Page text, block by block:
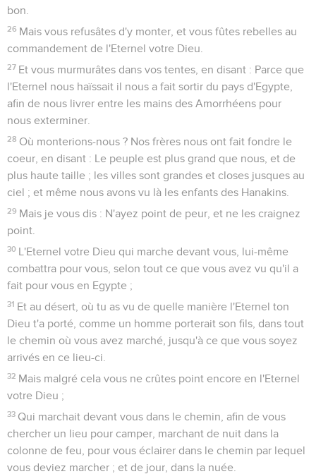
bon.
26 Mais vous refusâtes d'y monter, et vous fûtes rebelles au
commandement de l'Eternel votre Dieu.
27 Et vous murmurâtes dans vos tentes, en disant : Parce que
l'Eternel nous haïssait il nous a fait sortir du pays d'Egypte,
afin de nous livrer entre les mains des Amorrhéens pour
nous exterminer.
28 Où monterions-nous ? Nos frères nous ont fait fondre le
coeur, en disant : Le peuple est plus grand que nous, et de
plus haute taille ; les villes sont grandes et closes jusques au
ciel ; et même nous avons vu là les enfants des Hanakins.
29 Mais je vous dis : N'ayez point de peur, et ne les craignez
point.
30 L'Eternel votre Dieu qui marche devant vous, lui-même
combattra pour vous, selon tout ce que vous avez vu qu'il a
fait pour vous en Egypte ;
31 Et au désert, où tu as vu de quelle manière l'Eternel ton
Dieu t'a porté, comme un homme porterait son fils, dans tout
le chemin où vous avez marché, jusqu'à ce que vous soyez
arrivés en ce lieu-ci.
32 Mais malgré cela vous ne crûtes point encore en l'Eternel
votre Dieu ;
33 Qui marchait devant vous dans le chemin, afin de vous
chercher un lieu pour camper, marchant de nuit dans la
colonne de feu, pour vous éclairer dans le chemin par lequel
vous deviez marcher ; et de jour, dans la nuée.